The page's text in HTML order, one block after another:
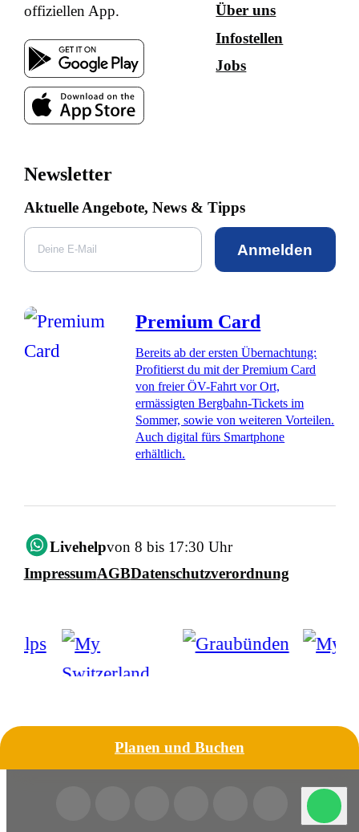
offiziellen App.
Über uns
Infostellen
Jobs
Newsletter
Aktuelle Angebote, News & Tipps
Anmelden
Premium Card
Bereits ab der ersten Übernachtung:
Profitierst du mit der Premium Card
von freier ÖV-Fahrt vor Ort,
ermässigten Bergbahn-Tickets im
Sommer, sowie von weiteren Vorteilen.
Auch digital fürs Smartphone
erhältlich.
Livehelpvon 8 bis 17:30 Uhr
ImpressumAGBDatenschutzverordnung
Planen und Buchen